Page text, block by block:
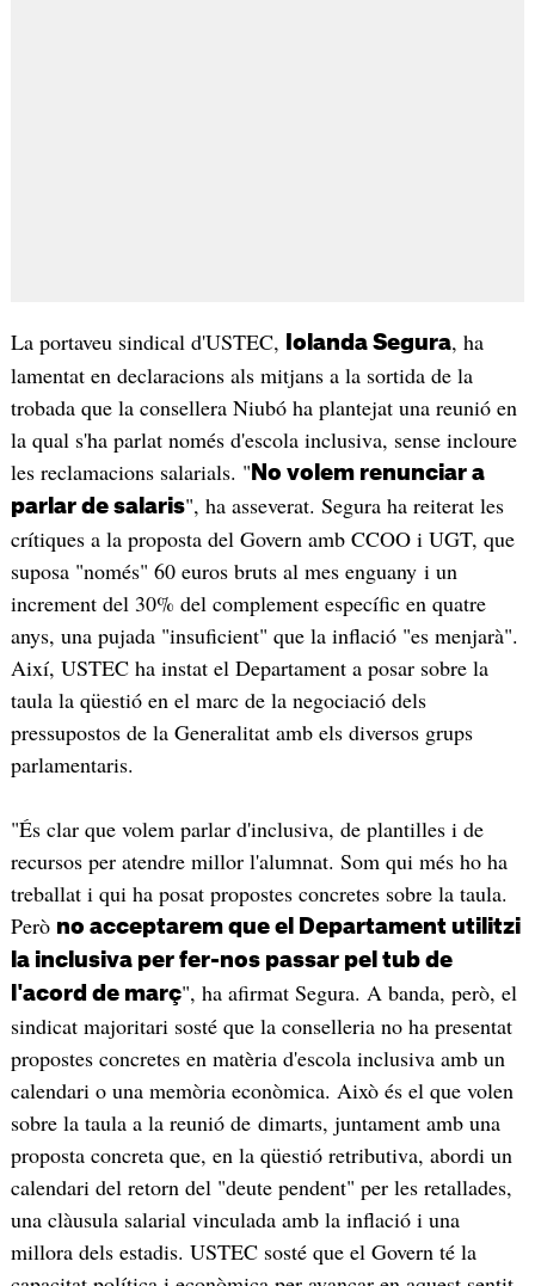
La portaveu sindical d'USTEC, Iolanda Segura, ha
lamentat en declaracions als mitjans a la sortida de la
trobada que la consellera Niubó ha plantejat una reunió en
la qual s'ha parlat només d'escola inclusiva, sense incloure
les reclamacions salarials. " No volem renunciar a
parlar de salaris", ha asseverat. Segura ha reiterat les
crítiques a la proposta del Govern amb CCOO i UGT, que
suposa "només" 60 euros bruts al mes enguany i un
increment del 30% del complement específic en quatre
anys, una pujada "insuficient" que la inflació "es menjarà".
Així, USTEC ha instat el Departament a posar sobre la
taula la qüestió en el marc de la negociació dels
pressupostos de la Generalitat amb els diversos grups
parlamentaris.
"És clar que volem parlar d'inclusiva, de plantilles i de
recursos per atendre millor l'alumnat. Som qui més ho ha
treballat i qui ha posat propostes concretes sobre la taula.
Però no acceptarem que el Departament utilitzi
la inclusiva per fer-nos passar pel tub de
l'acord de març", ha afirmat Segura. A banda, però, el
sindicat majoritari sosté que la conselleria no ha presentat
propostes concretes en matèria d'escola inclusiva amb un
calendari o una memòria econòmica. Això és el que volen
sobre la taula a la reunió de dimarts, juntament amb una
proposta concreta que, en la qüestió retributiva, abordi un
calendari del retorn del "deute pendent" per les retallades,
una clàusula salarial vinculada amb la inflació i una
millora dels estadis. USTEC sosté que el Govern té la